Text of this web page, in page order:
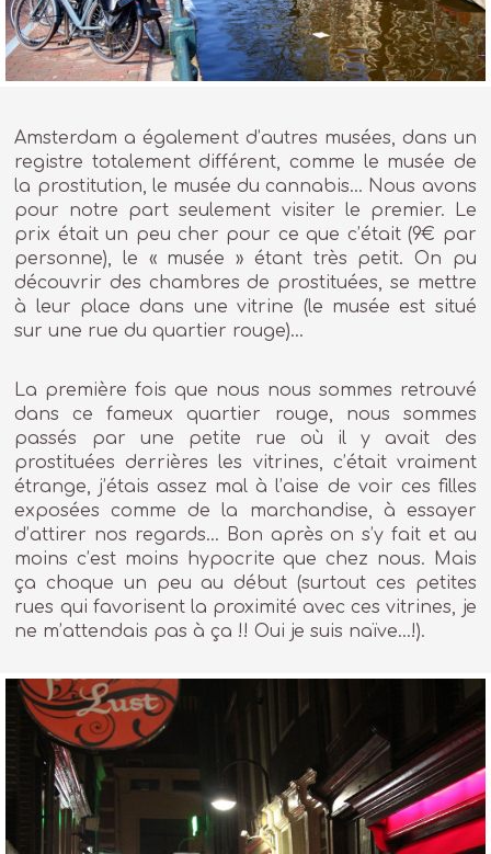
Amsterdam a également d’autres musées, dans un
registre totalement différent, comme le musée de
la prostitution, le musée du cannabis… Nous avons
pour notre part seulement visiter le premier. Le
prix était un peu cher pour ce que c’était (9€ par
personne), le « musée » étant très petit. On pu
découvrir des chambres de prostituées, se mettre
à leur place dans une vitrine (le musée est situé
sur une rue du quartier rouge)…
La première fois que nous nous sommes retrouvé
dans ce fameux quartier rouge, nous sommes
passés par une petite rue où il y avait des
prostituées derrières les vitrines, c’était vraiment
étrange, j’étais assez mal à l’aise de voir ces filles
exposées comme de la marchandise, à essayer
d’attirer nos regards… Bon après on s’y fait et au
moins c’est moins hypocrite que chez nous. Mais
ça choque un peu au début (surtout ces petites
rues qui favorisent la proximité avec ces vitrines, je
ne m’attendais pas à ça !! Oui je suis naïve…!).